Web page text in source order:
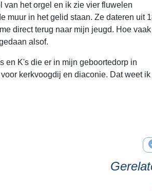
van het orgel en ik zie vier fluwelen
muur in het gelid staan. Ze dateren uit
direct terug naar mijn jeugd. Hoe
alsof.
en K's die er in mijn geboortedorp in
kerkvoogdij en diaconie. Dat weet